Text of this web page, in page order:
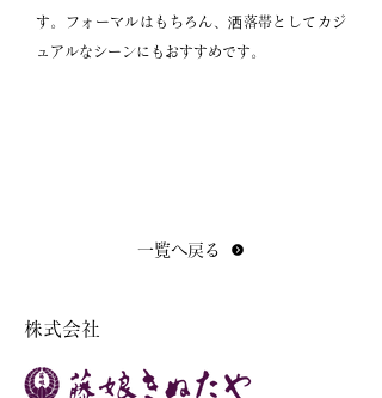
す。フォーマルはもちろん、洒落帯としてカジ
ュアルなシーンにもおすすめです。
一覧へ戻る
​株式会社